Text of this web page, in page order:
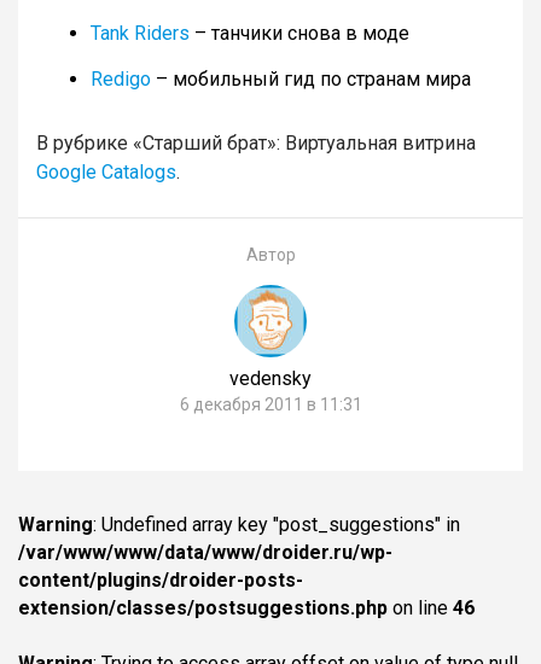
Tank Riders – танчики снова в моде
Redigo – мобильный гид по странам мира
В рубрике «Старший брат»: Виртуальная витрина
Google Catalogs.
Автор
vedensky
6 декабря 2011 в 11:31
Warning: Undefined array key "post_suggestions" in
/var/www/www/data/www/droider.ru/wp-
content/plugins/droider-posts-
extension/classes/postsuggestions.php on line 46